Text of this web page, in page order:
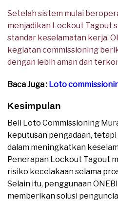
Setelah sistem mulai
menjadikan Lockout Tagout
standar keselamatan kerja.
kegiatan commissioning
dengan lebih aman dan
Baca Juga : Loto
Kesimpulan
Beli Loto Commissioning
keputusan pengadaan,
dalam meningkatkan
Penerapan Lockout Tagout
risiko kecelakaan selama
Selain itu, penggunaan
memberikan solusi